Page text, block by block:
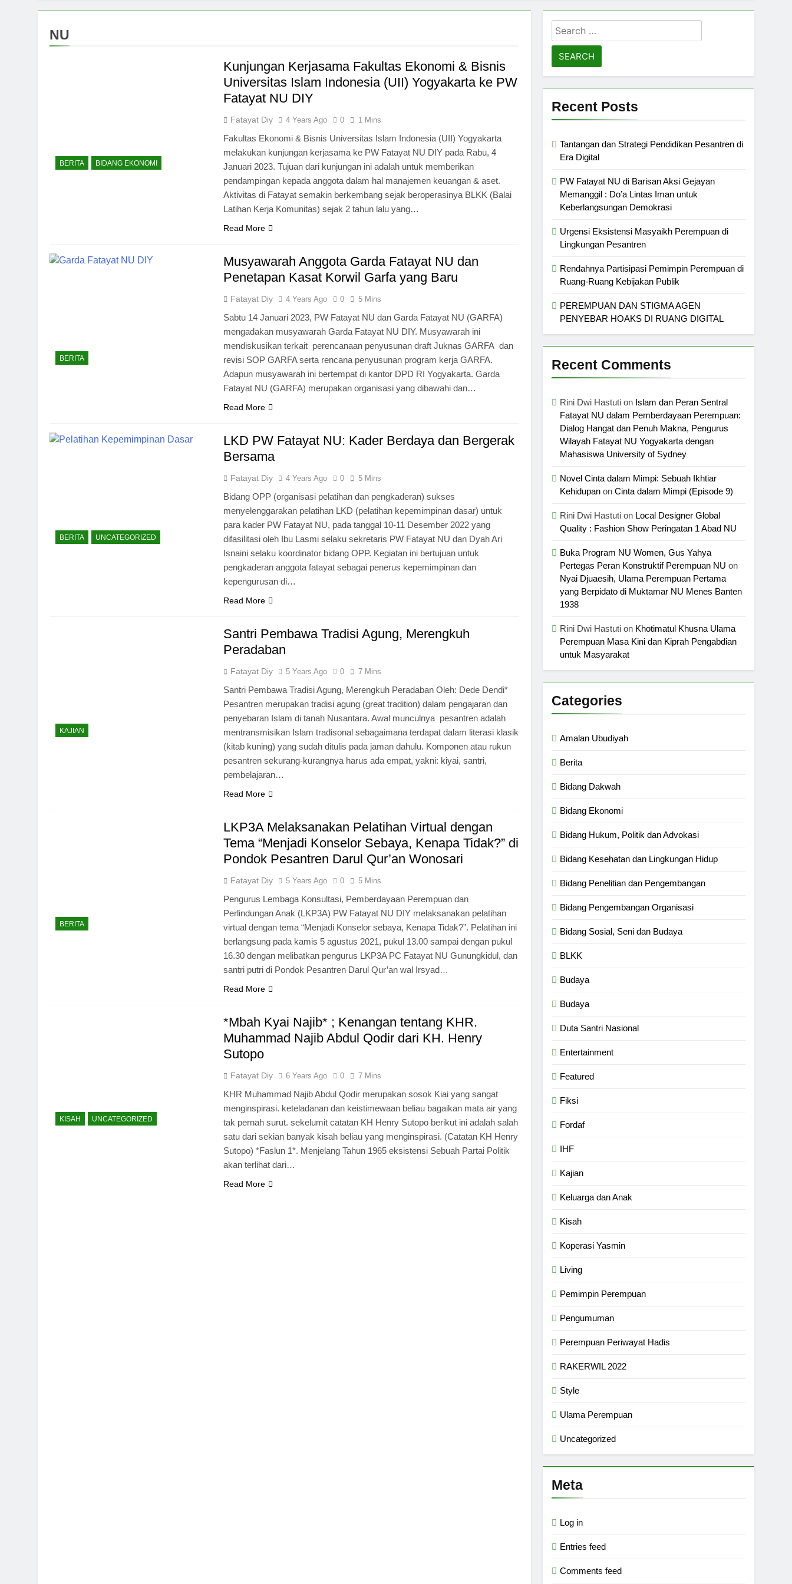
NU
BERITA BIDANG EKONOMI
Kunjungan Kerjasama Fakultas Ekonomi & Bisnis
Universitas Islam Indonesia (UII) Yogyakarta ke PW
Fatayat NU DIY
Fatayat Diy 4 Years Ago 0 1 Mins
Fakultas Ekonomi & Bisnis Universitas Islam Indonesia (UII) Yogyakarta
melakukan kunjungan kerjasama ke PW Fatayat NU DIY pada Rabu, 4
Januari 2023. Tujuan dari kunjungan ini adalah untuk memberikan
pendampingan kepada anggota dalam hal manajemen keuangan & aset.
Aktivitas di Fatayat semakin berkembang sejak beroperasinya BLKK (Balai
Latihan Kerja Komunitas) sejak 2 tahun lalu yang…
Read More
BERITA
Musyawarah Anggota Garda Fatayat NU dan
Penetapan Kasat Korwil Garfa yang Baru
Fatayat Diy 4 Years Ago 0 5 Mins
Sabtu 14 Januari 2023, PW Fatayat NU dan Garda Fatayat NU (GARFA)
mengadakan musyawarah Garda Fatayat NU DIY. Musyawarah ini
mendiskusikan terkait perencanaan penyusunan draft Juknas GARFA dan
revisi SOP GARFA serta rencana penyusunan program kerja GARFA.
Adapun musyawarah ini bertempat di kantor DPD RI Yogyakarta. Garda
Fatayat NU (GARFA) merupakan organisasi yang dibawahi dan…
Read More
BERITA UNCATEGORIZED
LKD PW Fatayat NU: Kader Berdaya dan Bergerak
Bersama
Fatayat Diy 4 Years Ago 0 5 Mins
Bidang OPP (organisasi pelatihan dan pengkaderan) sukses
menyelenggarakan pelatihan LKD (pelatihan kepemimpinan dasar) untuk
para kader PW Fatayat NU, pada tanggal 10-11 Desember 2022 yang
difasilitasi oleh Ibu Lasmi selaku sekretaris PW Fatayat NU dan Dyah Ari
Isnaini selaku koordinator bidang OPP. Kegiatan ini bertujuan untuk
pengkaderan anggota fatayat sebagai penerus kepemimpinan dan
kepengurusan di…
Read More
KAJIAN
Santri Pembawa Tradisi Agung, Merengkuh
Peradaban
Fatayat Diy 5 Years Ago 0 7 Mins
Santri Pembawa Tradisi Agung, Merengkuh Peradaban Oleh: Dede Dendi*
Pesantren merupakan tradisi agung (great tradition) dalam pengajaran dan
penyebaran Islam di tanah Nusantara. Awal munculnya pesantren adalah
mentransmisikan Islam tradisonal sebagaimana terdapat dalam literasi klasik
(kitab kuning) yang sudah ditulis pada jaman dahulu. Komponen atau rukun
pesantren sekurang-kurangnya harus ada empat, yakni: kiyai, santri,
pembelajaran…
Read More
BERITA
LKP3A Melaksanakan Pelatihan Virtual dengan
Tema “Menjadi Konselor Sebaya, Kenapa Tidak?” di
Pondok Pesantren Darul Qur’an Wonosari
Fatayat Diy 5 Years Ago 0 5 Mins
Pengurus Lembaga Konsultasi, Pemberdayaan Perempuan dan
Perlindungan Anak (LKP3A) PW Fatayat NU DIY melaksanakan pelatihan
virtual dengan tema “Menjadi Konselor sebaya, Kenapa Tidak?”. Pelatihan ini
berlangsung pada kamis 5 agustus 2021, pukul 13.00 sampai dengan pukul
16.30 dengan melibatkan pengurus LKP3A PC Fatayat NU Gunungkidul, dan
santri putri di Pondok Pesantren Darul Qur’an wal Irsyad…
Read More
KISAH UNCATEGORIZED
*Mbah Kyai Najib* ; Kenangan tentang KHR.
Muhammad Najib Abdul Qodir dari KH. Henry
Sutopo
Fatayat Diy 6 Years Ago 0 7 Mins
KHR Muhammad Najib Abdul Qodir merupakan sosok Kiai yang sangat
menginspirasi. keteladanan dan keistimewaan beliau bagaikan mata air yang
tak pernah surut. sekelumit catatan KH Henry Sutopo berikut ini adalah salah
satu dari sekian banyak kisah beliau yang menginspirasi. (Catatan KH Henry
Sutopo) *Faslun 1*. Menjelang Tahun 1965 eksistensi Sebuah Partai Politik
akan terlihat dari…
Read More
Search
for:
Recent Posts
Tantangan dan Strategi Pendidikan Pesantren di
Era Digital
PW Fatayat NU di Barisan Aksi Gejayan
Memanggil : Do’a Lintas Iman untuk
Keberlangsungan Demokrasi
Urgensi Eksistensi Masyaikh Perempuan di
Lingkungan Pesantren
Rendahnya Partisipasi Pemimpin Perempuan di
Ruang-Ruang Kebijakan Publik
PEREMPUAN DAN STIGMA AGEN
PENYEBAR HOAKS DI RUANG DIGITAL
Recent Comments
Rini Dwi Hastuti on Islam dan Peran Sentral
Fatayat NU dalam Pemberdayaan Perempuan:
Dialog Hangat dan Penuh Makna, Pengurus
Wilayah Fatayat NU Yogyakarta dengan
Mahasiswa University of Sydney
Novel Cinta dalam Mimpi: Sebuah Ikhtiar
Kehidupan onCinta dalam Mimpi (Episode 9)
Rini Dwi Hastuti on Local Designer Global
Quality : Fashion Show Peringatan 1 Abad NU
Buka Program NU Women, Gus Yahya
Pertegas Peran Konstruktif Perempuan NU on
Nyai Djuaesih, Ulama Perempuan Pertama
yang Berpidato di Muktamar NU Menes Banten
1938
Rini Dwi Hastuti on Khotimatul Khusna Ulama
Perempuan Masa Kini dan Kiprah Pengabdian
untuk Masyarakat
Categories
Amalan Ubudiyah
Berita
Bidang Dakwah
Bidang Ekonomi
Bidang Hukum, Politik dan Advokasi
Bidang Kesehatan dan Lingkungan Hidup
Bidang Penelitian dan Pengembangan
Bidang Pengembangan Organisasi
Bidang Sosial, Seni dan Budaya
BLKK
Budaya
Budaya
Duta Santri Nasional
Entertainment
Featured
Fiksi
Fordaf
IHF
Kajian
Keluarga dan Anak
Kisah
Koperasi Yasmin
Living
Pemimpin Perempuan
Pengumuman
Perempuan Periwayat Hadis
RAKERWIL 2022
Style
Ulama Perempuan
Uncategorized
Meta
Log in
Entries feed
Comments feed